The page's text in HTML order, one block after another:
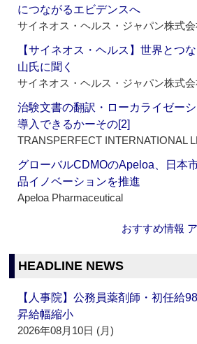
につながるエビデンスへ
サイネオス・ヘルス・ジャパン株式会
【サイネオス・ヘルス】世界とつ
山氏に聞く
サイネオス・ヘルス・ジャパン株式会
治験文書の翻訳・ローカライゼー
導入できるかーその[2]
TRANSPERFECT INTERNATIONAL
グローバルCDMOのApeloa、日本
品イノベーションを推進
Apeloa Pharmaceutical
おすすめ情報
HEADLINE NEWS
【人事院】公務員薬剤師・初任給
昇給幅縮小
2026年08月10日 (月)